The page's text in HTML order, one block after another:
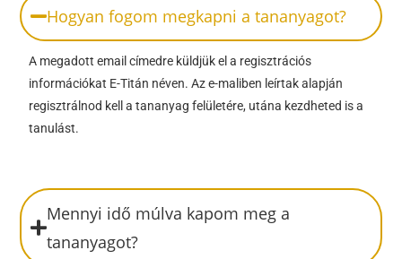
Hogyan fogom megkapni a tananyagot?
A megadott email címedre küldjük el a regisztrációs
információkat E-Titán néven. Az e-maliben leírtak alapján
regisztrálnod kell a tananyag felületére, utána kezdheted is a
tanulást.
Mennyi idő múlva kapom meg a
tananyagot?